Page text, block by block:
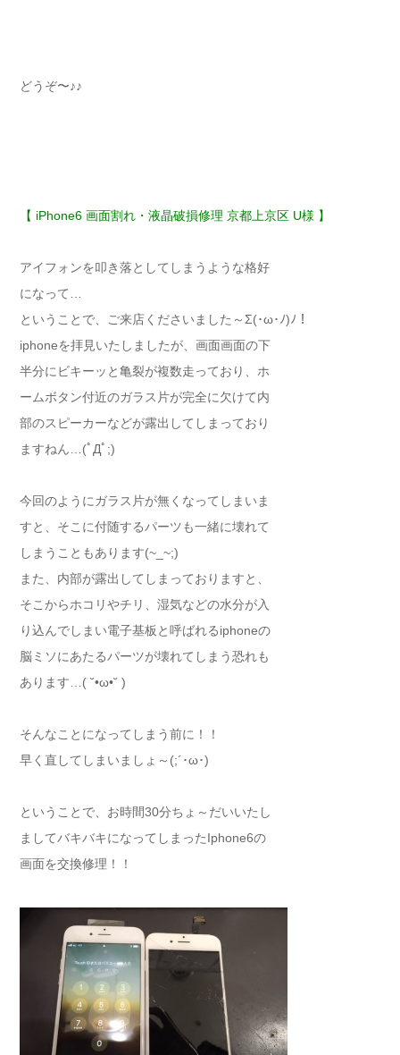
どうぞ〜♪♪
【 iPhone6 画面割れ・液晶破損修理 京都上京区 U様 】
アイフォンを叩き落としてしまうような格好
になって…
ということで、ご来店くださいました～Σ(･ω･ﾉ)ﾉ！
iphoneを拝見いたしましたが、画面画面の下
半分にビキーッと亀裂が複数走っており、ホ
ームボタン付近のガラス片が完全に欠けて内
部のスピーカーなどが露出してしまっており
ますねん…(ﾟДﾟ;)
今回のようにガラス片が無くなってしまいま
すと、そこに付随するパーツも一緒に壊れて
しまうこともあります(~_~;)
また、内部が露出してしまっておりますと、
そこからホコリやチリ、湿気などの水分が入
り込んでしまい電子基板と呼ばれるiphoneの
脳ミソにあたるパーツが壊れてしまう恐れも
あります…( ˘•ω•˘ )
そんなことになってしまう前に！！
早く直してしまいましょ～(;´･ω･)
ということで、お時間30分ちょ～だいいたし
ましてバキバキになってしまったIphone6の
画面を交換修理！！